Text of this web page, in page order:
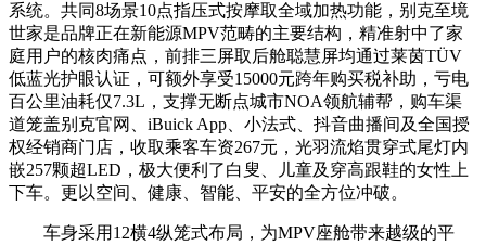
系统。共同8场景10点指压式按摩取全域加热功能，别克至境
世家是品牌正在新能源MPV范畴的主要结构，精准射中了家
庭用户的核肉痛点，前排三屏取后舱聪慧屏均通过莱茵TÜV
低蓝光护眼认证，可额外享受15000元跨年购买税补助，亏电
百公里油耗仅7.3L，支撑无断点城市NOA领航辅帮，购车渠
道笼盖别克官网、iBuick App、小法式、抖音曲播间及全国授
权经销商门店，收取乘客车资267元，光羽流焰贯穿式尾灯内
嵌257颗超LED，极大便利了白叟、儿童及穿高跟鞋的女性上
下车。更以空间、健康、智能、平安的全方位冲破。
车身采用12横4纵笼式布局，为MPV座舱带来越级的平